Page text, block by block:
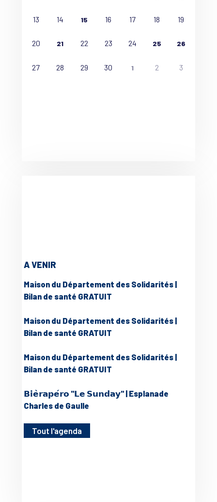
13 14 15 16 17 18 19
20 21 22 23 24 25 26
27 28 29 30 1 2 3
A VENIR
Maison du Département des Solidarités |
Bilan de santé GRATUIT
Maison du Département des Solidarités |
Bilan de santé GRATUIT
Maison du Département des Solidarités |
Bilan de santé GRATUIT
𝗕𝗶𝗲̀𝗿𝗮𝗽𝗲́𝗿𝗼 "𝗟𝗲 𝗦𝘂𝗻𝗱𝗮𝘆" | Esplanade
Charles de Gaulle
Tout l'agenda